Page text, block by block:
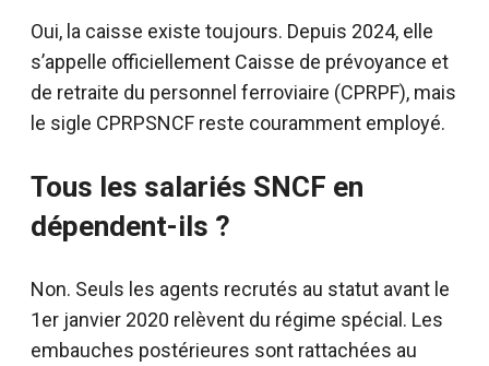
Oui, la caisse existe toujours. Depuis 2024, elle
s’appelle officiellement Caisse de prévoyance et
de retraite du personnel ferroviaire (CPRPF), mais
le sigle CPRPSNCF reste couramment employé.
Tous les salariés SNCF en
dépendent-ils ?
Non. Seuls les agents recrutés au statut avant le
1er janvier 2020 relèvent du régime spécial. Les
embauches postérieures sont rattachées au